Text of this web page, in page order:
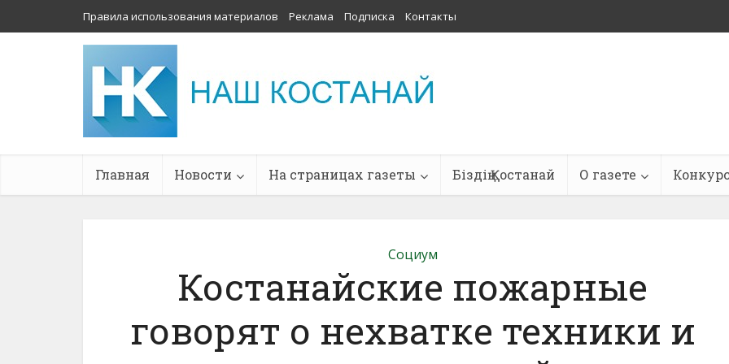
Правила использования материалов Реклама Подписка Контакты
Главная Новости На страницах газеты Біздің Қостанай О газете
Социум
Костанайские пожарные
говорят о нехватке техники и